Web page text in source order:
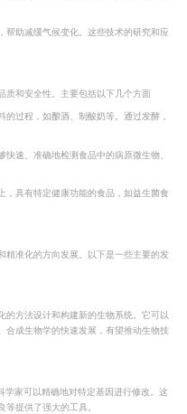
帮助减缓气候变化。这些技术的研究和应
质和安全性。主要包括以下几个方面
过程，如酿酒、制酸奶等。通过发酵，
速、准确地检测食品中的病原微生物、
，具有特定健康功能的食品，如益生菌食
精准化的方向发展。以下是一些主要的发
的方法设计和构建新的生物系统。它可以
合成生物学的快速发展，有望推动生物技
学家可以精确地对特定基因进行修改。这
提供了强大的工具。